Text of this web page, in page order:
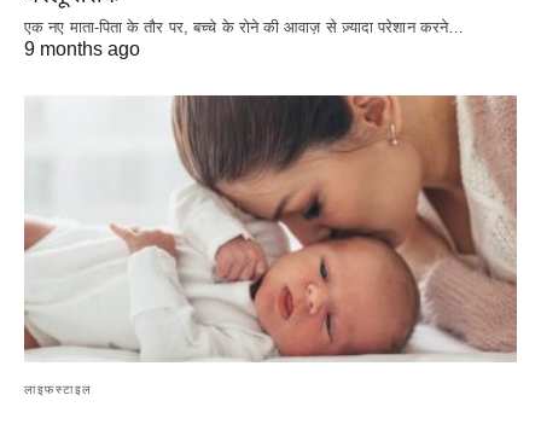
एक नए माता-पिता के तौर पर, बच्चे के रोने की आवाज़ से ज़्यादा परेशान करने…
9 months ago
लाइफस्टाइल